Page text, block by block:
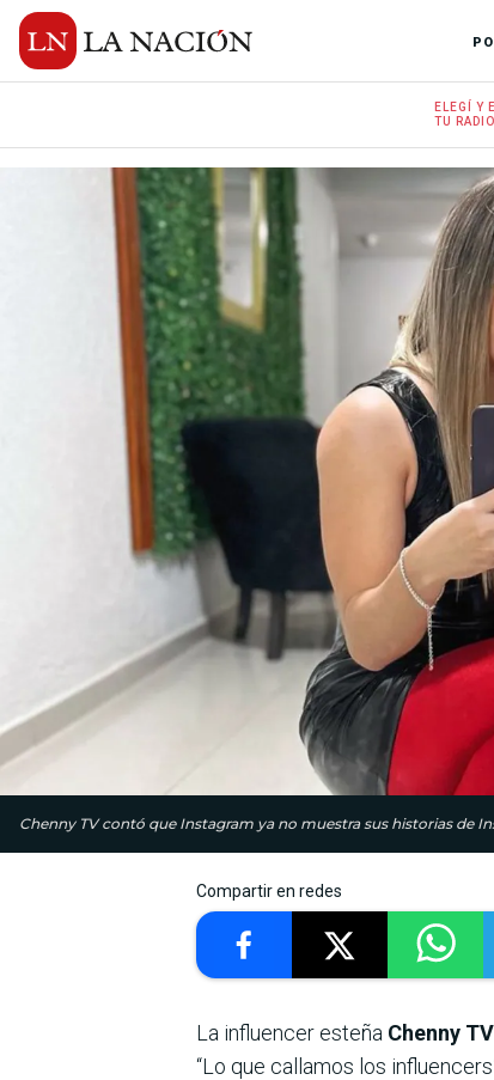
ELEGÍ Y
TU RADIO
Chenny TV contó que Instagram ya no muestra sus historias de
Compartir en redes
La influencer esteña Chenny
“Lo que callamos los